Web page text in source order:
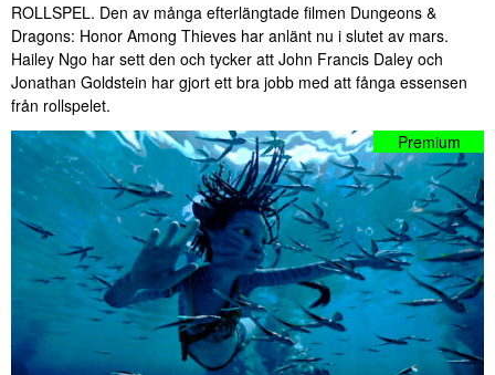
ROLLSPEL. Den av många efterlängtade filmen Dungeons &
Dragons: Honor Among Thieves har anlänt nu i slutet av mars.
Hailey Ngo har sett den och tycker att John Francis Daley och
Jonathan Goldstein har gjort ett bra jobb med att fånga essensen
från rollspelet.